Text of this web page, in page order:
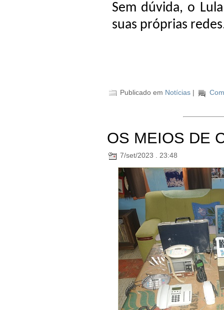
Sem dúvida, o
suas próprias
Publicado em Notícias |
OS MEIOS DE
7/set/2023 . 23:48